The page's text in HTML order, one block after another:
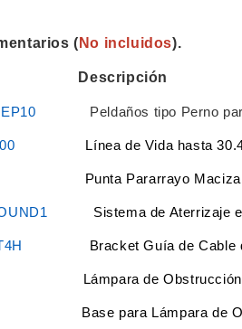
( No incluidos).
Descripción
Peldaños tipo Perno
Línea de Vida hasta
Punta Pararrayo
Sistema de Aterrizaje
Bracket Guía de
Lámpara de
Base para Lámpara de